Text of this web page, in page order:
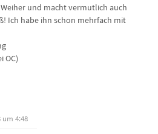
und macht vermutlich auch
Ich habe ihn schon mehrfach mit
OC)
um 4:48